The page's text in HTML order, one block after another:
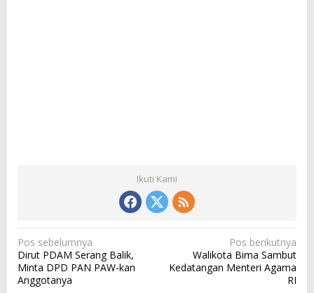
Ikuti Kami
N
a
v
Pos sebelumnya
Dirut PDAM Serang Balik,
Minta DPD PAN PAW-kan
Anggotanya
Pos berikutnya
Walikota Bima Sambut
Kedatangan Menteri Agama
RI